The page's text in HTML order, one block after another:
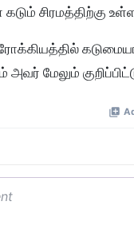
சிரமத்திற்கு
அவர் மேலும்